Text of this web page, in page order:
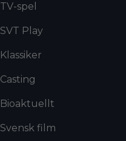
TV-spel
SVT Play
Klassiker
Casting
Bioaktuellt
Svensk film